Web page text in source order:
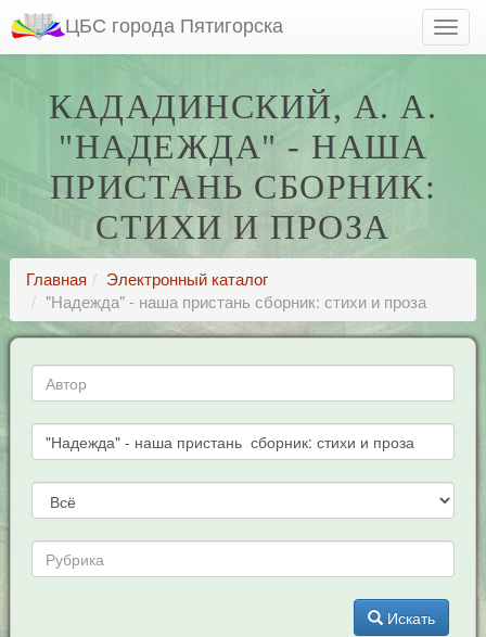
ЦБС города Пятигорска
КАДАДИНСКИЙ, А. А.
"НАДЕЖДА" - НАША
ПРИСТАНЬ СБОРНИК:
СТИХИ И ПРОЗА
Главная
Электронный каталог
"Надежда" - наша пристань сборник: стихи и проза
Искать